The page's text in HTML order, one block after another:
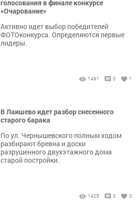
голосования в финале конкурсе
«Очарование»
Активно идет выбор победителей
ФОТОконкурса. Определяются первые
лидеры.
1491 0 1
В Лаишево идет разбор снесенного
старого барака
По ул. Чернышевского полным ходом
разбирают бревна и доски
разрушенного двухэтажного дома
старой постройки.
1425 0 0